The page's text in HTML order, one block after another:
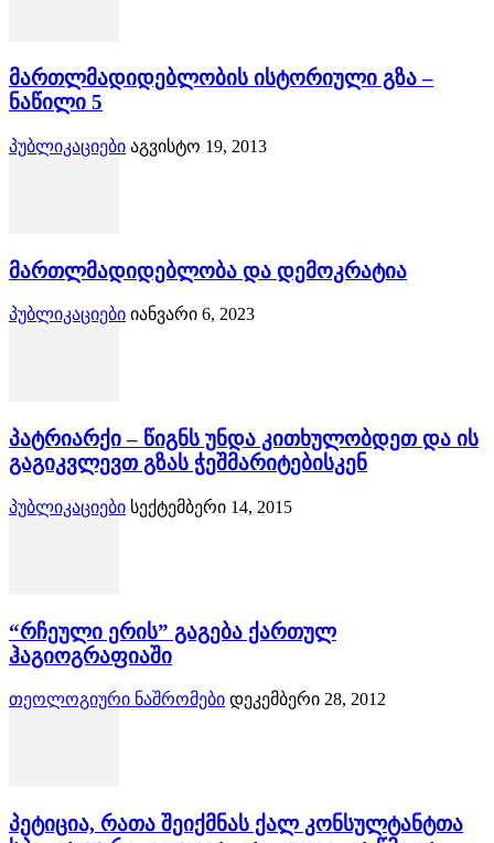
მართლმადიდებლობის ისტორიული გზა –
ნაწილი 5
პუბლიკაციები აგვისტო 19, 2013
მართლმადიდებლობა და დემოკრატია
პუბლიკაციები იანვარი 6, 2023
პატრიარქი – წიგნს უნდა კითხულობდეთ და ის
გაგიკვლევთ გზას ჭეშმარიტებისკენ
პუბლიკაციები სექტემბერი 14, 2015
“რჩეული ერის” გაგება ქართულ
ჰაგიოგრაფიაში
თეოლოგიური ნაშრომები დეკემბერი 28, 2012
პეტიცია, რათა შეიქმნას ქალ კონსულტანტთა